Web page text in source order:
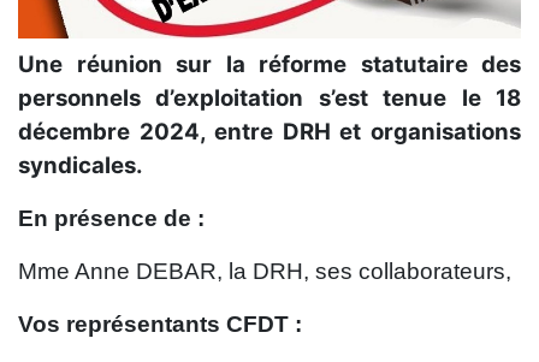
Une réunion sur la réforme statutaire des
personnels d’exploitation s’est tenue le 18
décembre 2024, entre DRH et organisations
syndicales.
En présence de :
Mme Anne DEBAR, la DRH, ses collaborateurs,
Vos représentants CFDT :